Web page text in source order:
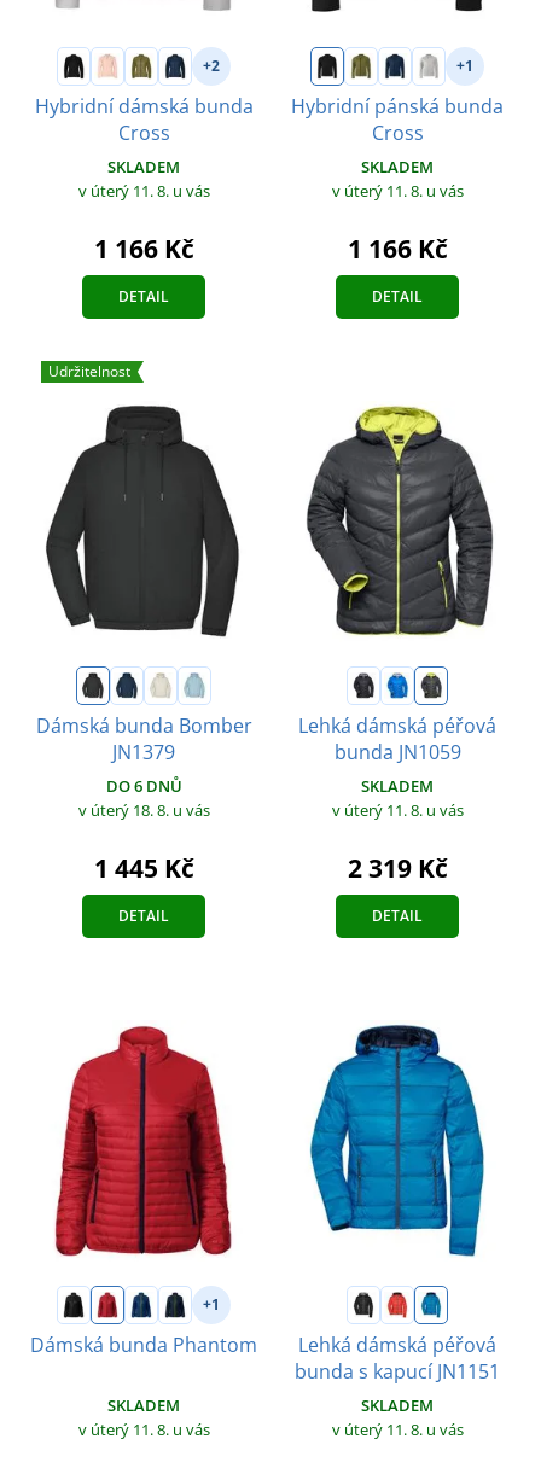
+2
Hybridní dámská bunda
Cross
SKLADEM
v úterý 11. 8. u vás
1 166 Kč
DETAIL
+1
Hybridní pánská bunda
Cross
SKLADEM
v úterý 11. 8. u vás
1 166 Kč
DETAIL
Udržitelnost
Dámská bunda Bomber
JN1379
DO 6 DNŮ
v úterý 18. 8. u vás
1 445 Kč
DETAIL
Lehká dámská péřová
bunda JN1059
SKLADEM
v úterý 11. 8. u vás
2 319 Kč
DETAIL
+1
Dámská bunda Phantom
SKLADEM
v úterý 11. 8. u vás
Lehká dámská péřová
bunda s kapucí JN1151
SKLADEM
v úterý 11. 8. u vás